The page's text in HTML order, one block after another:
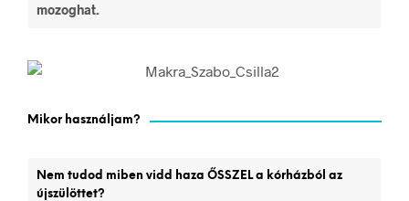
mozoghat.
Mikor használjam?
Nem tudod miben vidd haza ŐSSZEL a kórházból az
újszülöttet?